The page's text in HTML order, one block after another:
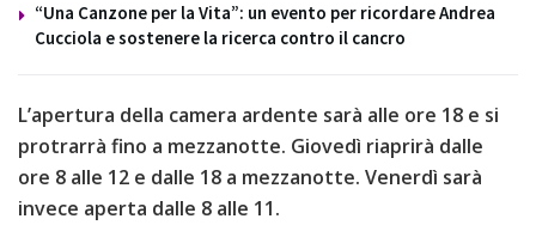
“Una Canzone per la Vita”: un evento per ricordare Andrea
Cucciola e sostenere la ricerca contro il cancro
L’apertura della camera ardente sarà alle ore 18 e si
protrarrà fino a mezzanotte. Giovedì riaprirà dalle
ore 8 alle 12 e dalle 18 a mezzanotte. Venerdì sarà
invece aperta dalle 8 alle 11.